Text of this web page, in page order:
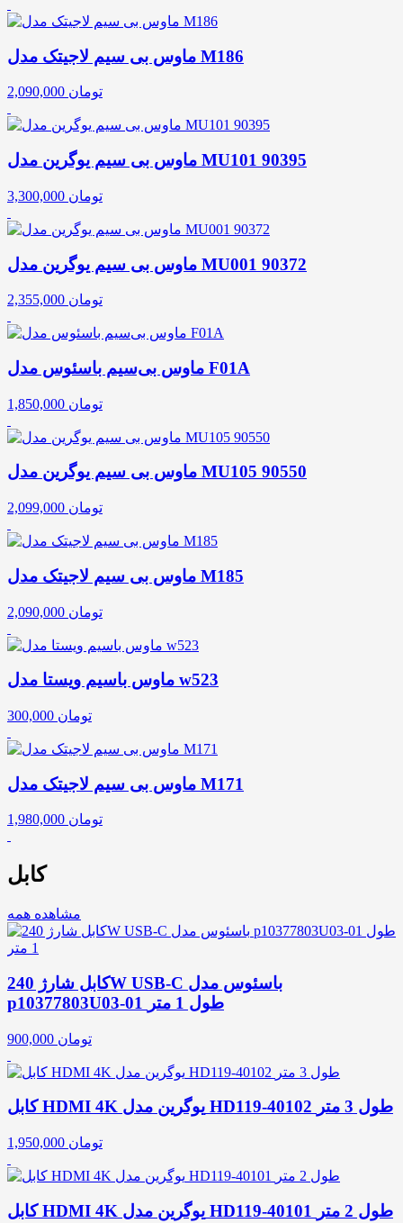
ماوس بی سیم لاجیتک مدل M186
2,090,000 تومان
ماوس بی سیم یوگرین مدل MU101 90395
3,300,000 تومان
ماوس بی سیم یوگرین مدل MU001 90372
2,355,000 تومان
ماوس بی‌سیم باسئوس مدل F01A
1,850,000 تومان
ماوس بی سیم یوگرین مدل MU105 90550
2,099,000 تومان
ماوس بی سیم لاجیتک مدل M185
2,090,000 تومان
ماوس باسیم ویستا مدل w523
300,000 تومان
ماوس بی سیم لاجیتک مدل M171
1,980,000 تومان
کابل
مشاهده همه
کابل شارژ 240W USB-C باسئوس مدل
p10377803U03-01 طول 1 متر
900,000 تومان
کابل HDMI 4K یوگرین مدل HD119-40102 طول 3 متر
1,950,000 تومان
کابل HDMI 4K یوگرین مدل HD119-40101 طول 2 متر